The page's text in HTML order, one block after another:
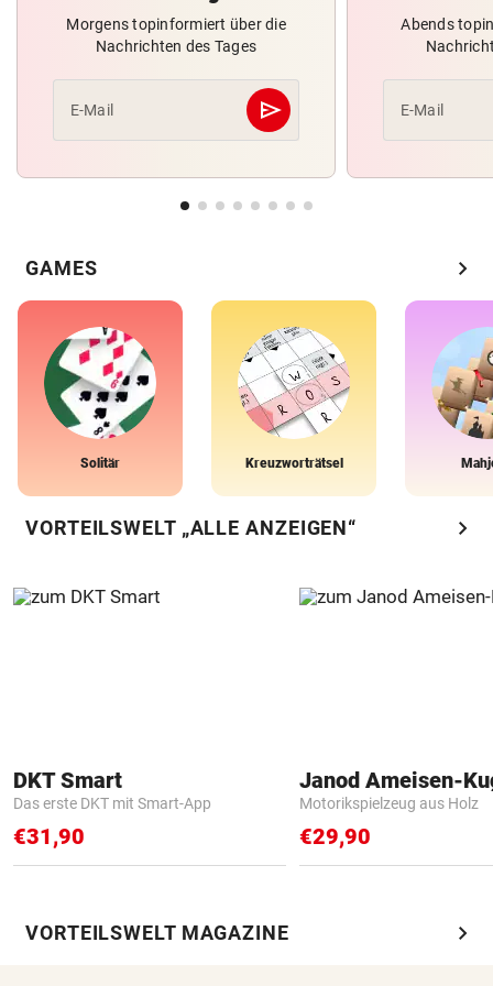
Morgens topinformiert über die
Nachrichten des Tages
E-Mail send
Abschicken
Abends
E-Mail
GAMES chevron_right
Solitär Kreuzworträtsel
VORTEILSWELT „ALLE ANZEIGEN“ chevron_right
DKT Smart
Das erste DKT mit Smart-App
€31,90
Janod Ameisen-
Motorikspielzeug aus Holz
€29,90
VORTEILSWELT MAGAZINE chevron_right